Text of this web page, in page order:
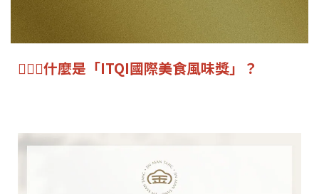
💁🏻‍♀️什麼是「ITQI國際美食風味獎」？